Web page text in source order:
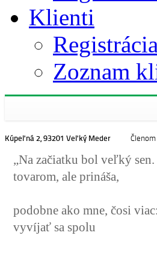
Klienti
Zoznam
Kúpeľná 2, 93201 Veľký Meder Členom
„Na začiatku bol veľký
tovarom, ale prináša,
podobne ako mne, čosi
vyvíjať sa spolu